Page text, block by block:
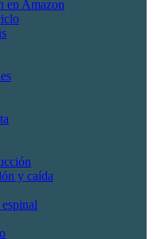
en Amazon
y caída